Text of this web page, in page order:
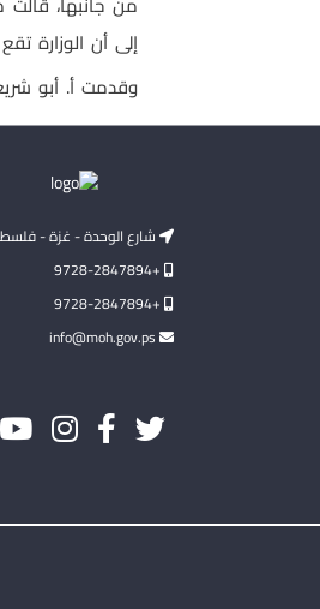
إلى أن الوزارة
وقدمت أ. أبو
شارع الوحدة - غزة -
+9728-2847894
+9728-2847894